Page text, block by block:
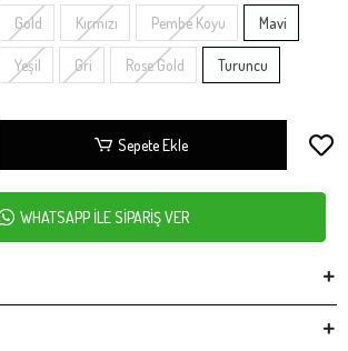
Gold Kırmızı Pembe Koyu Mavi
Yeşil Gri Rose Gold Turuncu
Sepete Ekle
WHATSAPP İLE SİPARİŞ VER